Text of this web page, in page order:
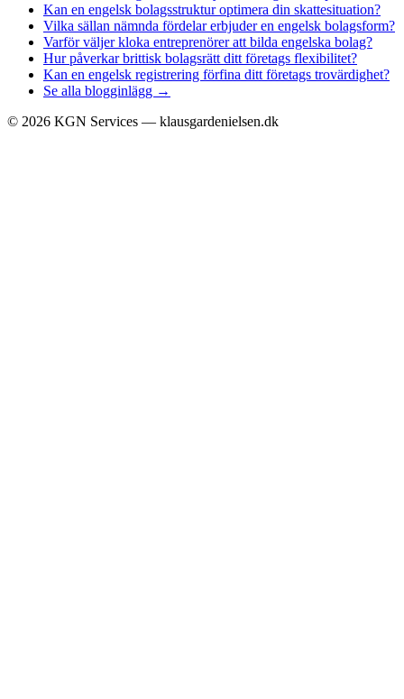
Kan en engelsk bolagsstruktur optimera din skattesituation?
Vilka sällan nämnda fördelar erbjuder en engelsk bolagsform?
Varför väljer kloka entreprenörer att bilda engelska bolag?
Hur påverkar brittisk bolagsrätt ditt företags flexibilitet?
Kan en engelsk registrering förfina ditt företags trovärdighet?
Se alla blogginlägg →
© 2026 KGN Services — klausgardenielsen.dk